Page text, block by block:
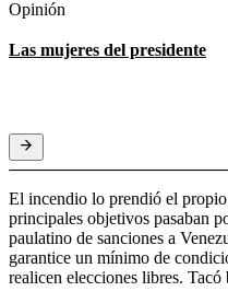
Opinión
Las mujeres del presidente
El incendio lo prendió el
principales objetivos pasaban
paulatino de sanciones a
garantice un mínimo de
realicen elecciones libres. Tacó